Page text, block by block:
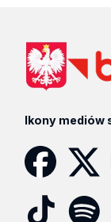
Ikony mediów